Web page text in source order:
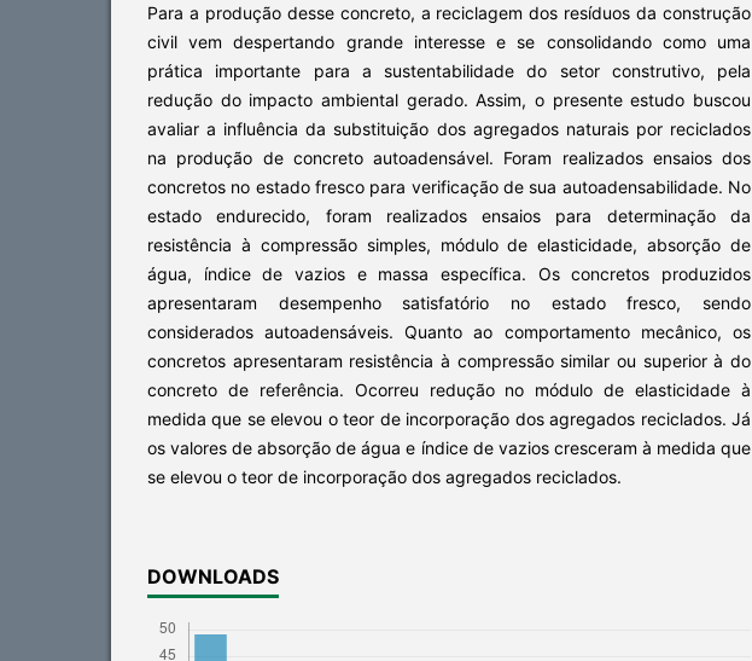
Para a produção desse concreto, a reciclagem dos resíduos da construção
civil vem despertando grande interesse e se consolidando como uma
prática importante para a sustentabilidade do setor construtivo, pela
redução do impacto ambiental gerado. Assim, o presente estudo buscou
avaliar a influência da substituição dos agregados naturais por reciclados
na produção de concreto autoadensável. Foram realizados ensaios dos
concretos no estado fresco para verificação de sua autoadensabilidade. No
estado endurecido, foram realizados ensaios para determinação da
resistência à compressão simples, módulo de elasticidade, absorção de
água, índice de vazios e massa específica. Os concretos produzidos
apresentaram desempenho satisfatório no estado fresco, sendo
considerados autoadensáveis. Quanto ao comportamento mecânico, os
concretos apresentaram resistência à compressão similar ou superior à do
concreto de referência. Ocorreu redução no módulo de elasticidade à
medida que se elevou o teor de incorporação dos agregados reciclados. Já
os valores de absorção de água e índice de vazios cresceram à medida que
se elevou o teor de incorporação dos agregados reciclados.
DOWNLOADS